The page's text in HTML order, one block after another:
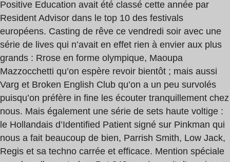
Positive Education avait été classé cette année par
Resident Advisor dans le top 10 des festivals
européens. Casting de rêve ce vendredi soir avec une
série de lives qui n’avait en effet rien à envier aux plus
grands : Rrose en forme olympique, Maoupa
Mazzocchetti qu’on espère revoir bientôt ; mais aussi
Varg et Broken English Club qu’on a un peu survolés
puisqu’on préfère in fine les écouter tranquillement chez
nous. Mais également une série de sets haute voltige :
le Hollandais d’Identified Patient signé sur Pinkman qui
nous a fait beaucoup de bien, Parrish Smith, Low Jack,
Regis et sa techno carrée et efficace. Mention spéciale